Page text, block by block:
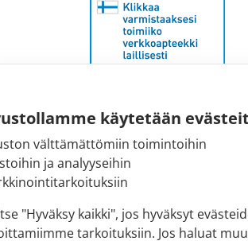
käytetään
välttämättömiin toimintoihin
ja analyyseihin
"Hyväksy kaikki", jos hyväksyt
tarkoituksiin. Jos haluat
kirjaamo@fimea.fi
Fimean vaihde:
029 522 3341